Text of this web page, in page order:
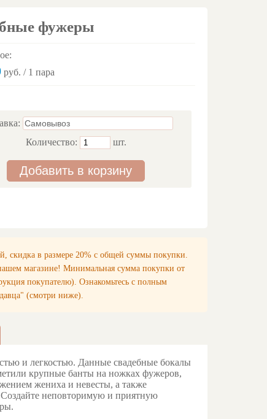
фужеры
руб. / 1 пара
Количество:
шт.
Добавить в корзину
скидка в размере 20% с общей суммы покупки.
магазине! Минимальная сумма покупки от
покупателю). Ознакомьтесь с полным
(смотри ниже).
и легкостью. Данные свадебные бокалы
крупные банты на ножках фужеров,
жениха и невесты, а также
Создайте неповторимую и приятную